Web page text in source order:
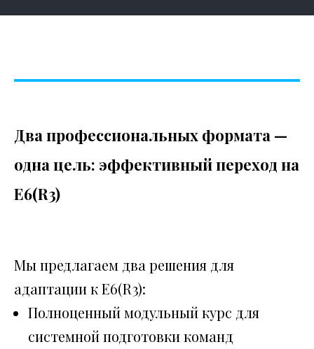
Два профессиональных формата —
одна цель: эффективный переход на
E6(R3)
Мы предлагаем два решения для
адаптации к E6(R3):
Полноценный модульный курс для
системной подготовки команд